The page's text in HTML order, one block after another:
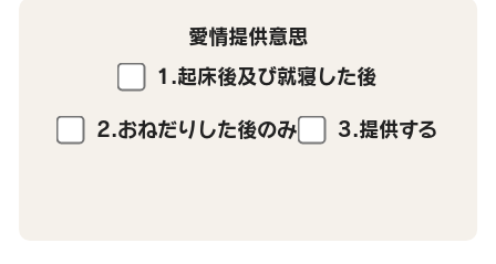
愛情提供意思
1.起床後及び就寝した後
2.おねだりした後のみ 3.提供する